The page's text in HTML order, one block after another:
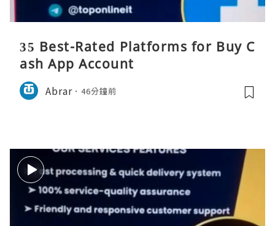
35 Best-Rated Platforms for Buy C
ash App Account
Abrar 46分鐘前